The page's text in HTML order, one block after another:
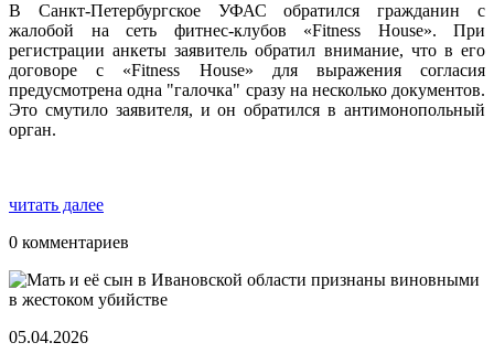
В Санкт-Петербургское УФАС обратился гражданин с
жалобой на сеть фитнес-клубов «Fitness House». При
регистрации анкеты заявитель обратил внимание, что в его
договоре с «Fitness House» для выражения согласия
предусмотрена одна "галочка" сразу на несколько документов.
Это смутило заявителя, и он обратился в антимонопольный
орган.
читать далее
0 комментариев
05.04.2026